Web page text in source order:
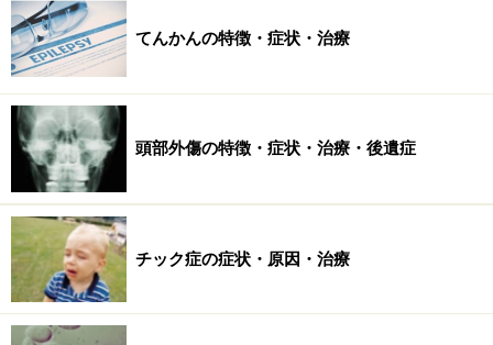
令を四肢に伝える役目と、「熱い」「冷たい」「痛い」
などの外界からの刺激を脳へ伝える役目があります。冒
の中に溜まってしまった液体（主に脳脊髄液）が、脊髄
の内側から脊髄にある神経細胞を押してしまうことで起
こります。
症状はさまざまですが、腕の痛みやしびれ感で始まるこ
とが多いです。また、触った感じはわかるが痛みが鈍く
なるといった症状を訴える方もいらっしゃいます。進行
すると、手や足が動かしにくくなったり、排尿障害や排
てんかんの特徴・症状・治療
頭部外傷の特徴・症状・治療・後遺症
チック症の症状・原因・治療